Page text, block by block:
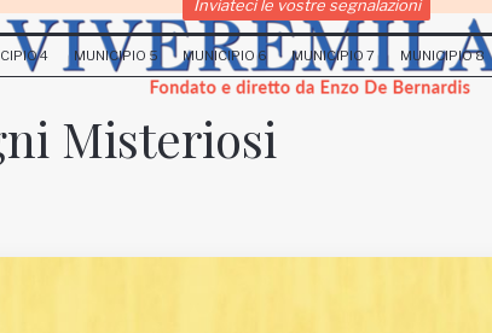
Inviateci le vostre segnalazioni
4 MUNICIPIO 5 MUNICIPIO 6 MUNICIPIO 7 MUNICIPIO 8
Misteriosi